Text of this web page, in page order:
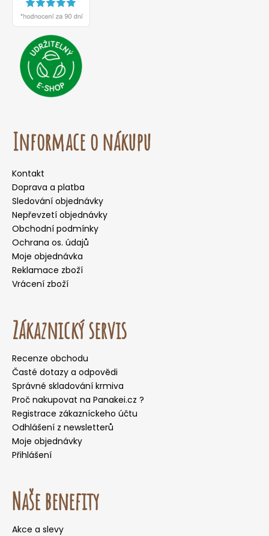
Informace o nákupu
Kontakt
Doprava a platba
Sledování objednávky
Nepřevzetí objednávky
Obchodní podmínky
Ochrana os. údajů
Moje objednávka
Reklamace zboží
Vrácení zboží
Zákaznický servis
Recenze obchodu
Časté dotazy a odpovědi
Správné skladování krmiva
Proč nakupovat na Panakei.cz ?
Registrace zákazníckeho účtu
Odhlášení z newsletterů
Moje objednávky
Přihlášení
Naše benefity
Akce a slevy